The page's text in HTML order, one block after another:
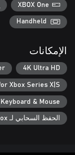
XBOX One
Handheld
الإمكانات
4K Ultra HD
Xbox Series X|S
& Mouse
الحفظ السحابي لـ Xbox